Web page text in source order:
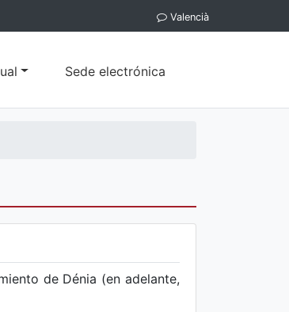
Valencià
Sede electrónica
de Dénia (en adelante,